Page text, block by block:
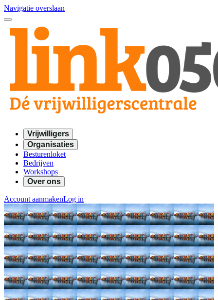
Navigatie overslaan
Vrijwilligers
Organisaties
Besturenloket
Bedrijven
Workshops
Over ons
Account aanmakenLog in